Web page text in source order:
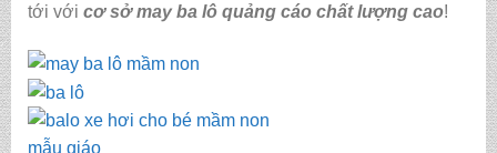
tới với cơ sở may ba lô quảng cáo chất lượng cao!